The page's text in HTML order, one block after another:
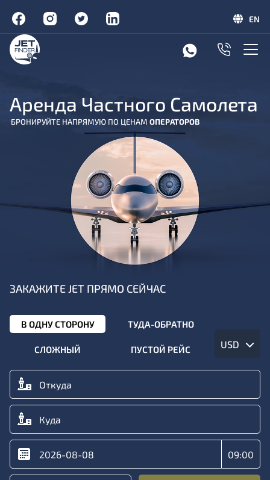
EN
Аренда Частного Самолета
БРОНИРУЙТЕ НАПРЯМУЮ ПО ЦЕНАМ ОПЕРАТОРОВ
ЗАКАЖИТЕ JET ПРЯМО СЕЙЧАС
В ОДНУ СТОРОНУ ТУДА-ОБРАТНО
СЛОЖНЫЙ ПУСТОЙ РЕЙС USD